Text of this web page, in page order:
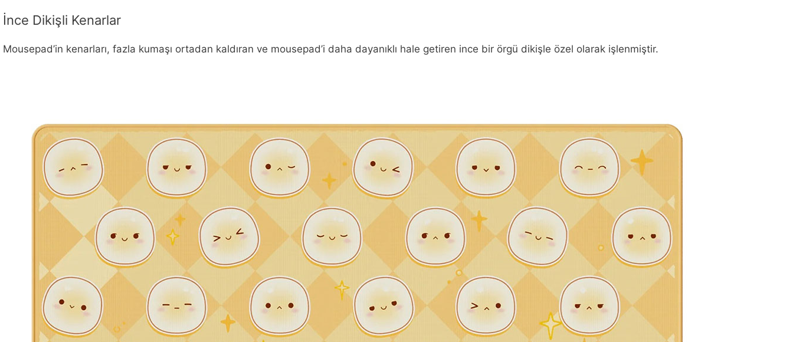
İnce Dikişli Kenarlar
Mousepad’in kenarları, fazla kumaşı ortadan kaldıran ve mousepad’i daha dayanıklı hale getiren ince bir örgü dikişle özel olarak işlenmiştir.